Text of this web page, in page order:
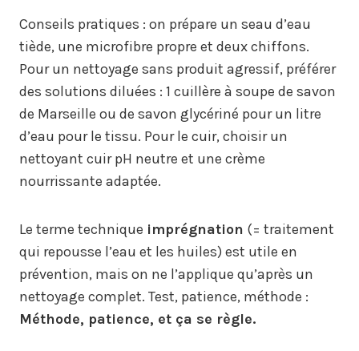
Conseils pratiques : on prépare un seau d’eau
tiède, une microfibre propre et deux chiffons.
Pour un nettoyage sans produit agressif, préférer
des solutions diluées : 1 cuillère à soupe de savon
de Marseille ou de savon glycériné pour un litre
d’eau pour le tissu. Pour le cuir, choisir un
nettoyant cuir pH neutre et une crème
nourrissante adaptée.
Le terme technique imprégnation (= traitement
qui repousse l’eau et les huiles) est utile en
prévention, mais on ne l’applique qu’après un
nettoyage complet. Test, patience, méthode :
Méthode, patience, et ça se règle.